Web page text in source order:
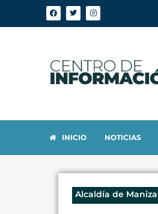
INICIO NOTICIAS
Alcaldía de